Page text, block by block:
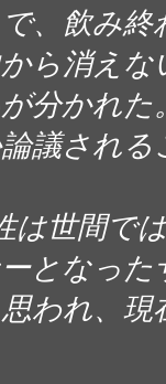
、飲み
ら消え
分かれ
議され
は世間で
となっ
われ、